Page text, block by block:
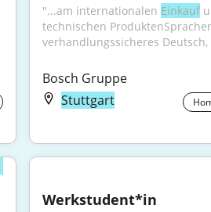
"...am internationalen Einkauf
technischen
verhandlungssicheres Deutsch,
Bosch Gruppe
Stuttgart
Werkstudent*in